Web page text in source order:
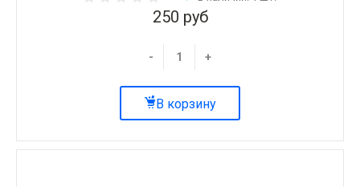
250 руб
- +
В корзину